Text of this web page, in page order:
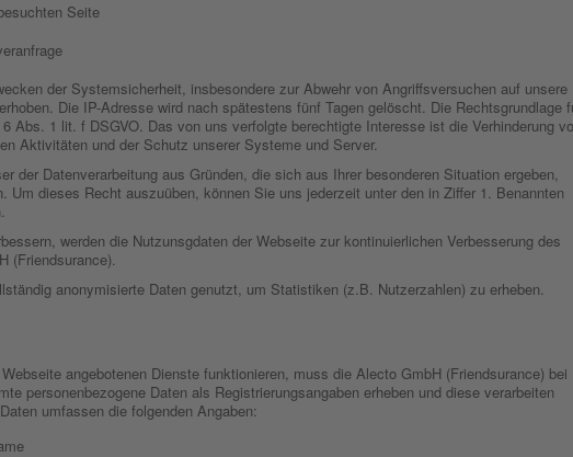
Seite
der Systemsicherheit, insbesondere zur Abwehr von Angriffsversuchen auf unsere
Die IP-Adresse wird nach spätestens fünf Tagen gelöscht. Die Rechtsgrundlage
Abs. 1 lit. f DSGVO. Das von uns verfolgte berechtigte Interesse ist die Verhinderung
Aktivitäten und der Schutz unserer Systeme und Server.
der Datenverarbeitung aus Gründen, die sich aus Ihrer besonderen Situation ergeben,
Um dieses Recht auszuüben, können Sie uns jederzeit unter den in Ziffer 1. Benannten
werden die Nutzunsgdaten der Webseite zur kontinuierlichen Verbesserung des
(Friendsurance).
anonymisierte Daten genutzt, um Statistiken (z.B. Nutzerzahlen) zu erheben.
angebotenen Dienste funktionieren, muss die Alecto GmbH (Friendsurance) bei
personenbezogene Daten als Registrierungsangaben erheben und diese verarbeiten
umfassen die folgenden Angaben: